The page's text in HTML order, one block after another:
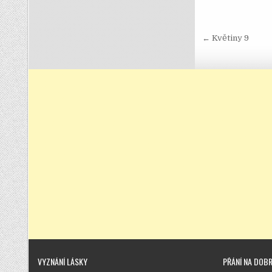
← Květiny 9
VYZNÁNÍ LÁSKY PŘÁNÍ NA